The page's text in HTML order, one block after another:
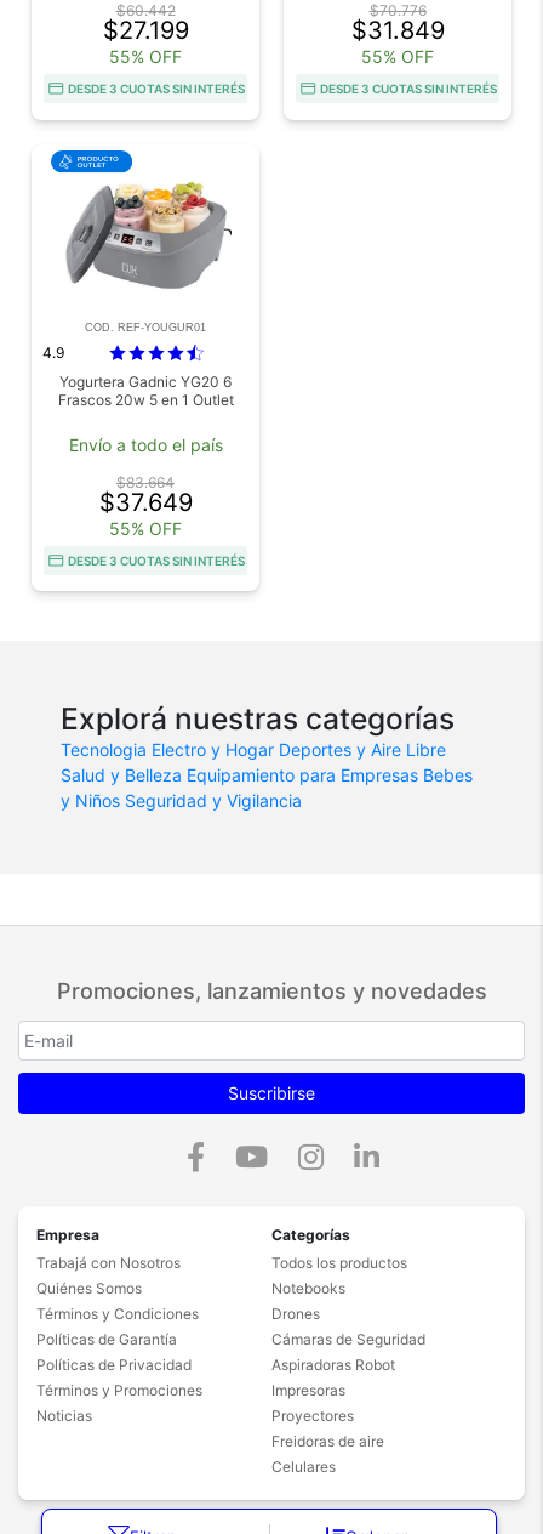
$60.442
$27.199
55% OFF
DESDE 3 CUOTAS SIN INTERÉS
$70.776
$31.849
55% OFF
DESDE 3 CUOTAS SIN INTERÉS
COD. REF-YOUGUR01
4.9
Yogurtera Gadnic YG20 6
Frascos 20w 5 en 1 Outlet
Envío a todo el país
$83.664
$37.649
55% OFF
DESDE 3 CUOTAS SIN INTERÉS
Explorá nuestras categorías
Tecnologia Electro y Hogar Deportes y Aire Libre
Salud y Belleza Equipamiento para Empresas Bebes
y Niños Seguridad y Vigilancia
Promociones, lanzamientos y novedades
Suscribirse
Empresa
Trabajá con Nosotros
Quiénes Somos
Términos y Condiciones
Políticas de Garantía
Políticas de Privacidad
Términos y Promociones
Noticias
Categorías
Todos los productos
Notebooks
Drones
Cámaras de Seguridad
Aspiradoras Robot
Impresoras
Proyectores
Freidoras de aire
Celulares